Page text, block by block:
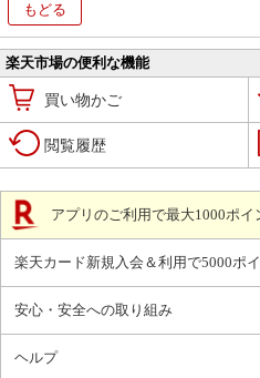
もどる
楽天市場の便利な機能
買い物かご
閲覧履歴
アプリのご利用で最大1000ポイ
楽天カード新規入会＆利用で5000ポイ
安心・安全への取り組み
ヘルプ